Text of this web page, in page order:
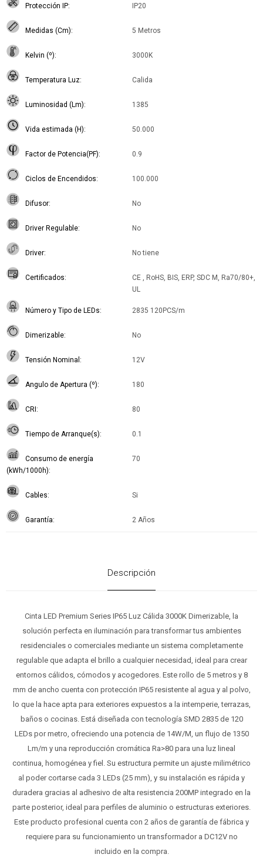
Protección IP IP20
Medidas (Cm) 5 Metros
Kelvin (º) 3000K
Temperatura Luz Calida
Luminosidad (Lm) 1385
Vida estimada (H) 50.000
Factor de Potencia(PF) 0.9
Ciclos de Encendidos 100.000
Difusor No
Driver Regulable No
Driver No tiene
Certificados
CE , RoHS, BIS, ERP, SDC M, Ra70/80+,
UL
Número y Tipo de LEDs 2835 120PCS/m
Dimerizable No
Tensión Nominal 12V
Angulo de Apertura (º) 180
CRI 80
Tiempo de Arranque(s) 0.1
Consumo de energía
(kWh/1000h)
70
Cables Si
Garantía 2 Años
Descripción
Cinta LED Premium Series IP65 Luz Cálida 3000K Dimerizable, la
solución perfecta en iluminación para transformar tus ambientes
residenciales o comerciales mediante un sistema completamente
regulable que adapta el brillo a cualquier necesidad, ideal para crear
entornos cálidos, cómodos y acogedores. Este rollo de 5 metros y 8
mm de ancho cuenta con protección IP65 resistente al agua y al polvo,
lo que la hace apta para exteriores expuestos a la intemperie, terrazas,
baños o cocinas. Está diseñada con tecnología SMD 2835 de 120
LEDs por metro, ofreciendo una potencia de 14W/M, un flujo de 1350
Lm/m y una reproducción cromática Ra>80 para una luz lineal
continua, homogénea y fiel. Su estructura permite un ajuste milimétrico
al poder cortarse cada 3 LEDs (25 mm), y su instalación es rápida y
duradera gracias al adhesivo de alta resistencia 200MP integrado en la
parte posterior, ideal para perfiles de aluminio o estructuras exteriores.
Este producto profesional cuenta con 2 años de garantía de fábrica y
requiere para su funcionamiento un transformador a DC12V no
incluido en la compra.